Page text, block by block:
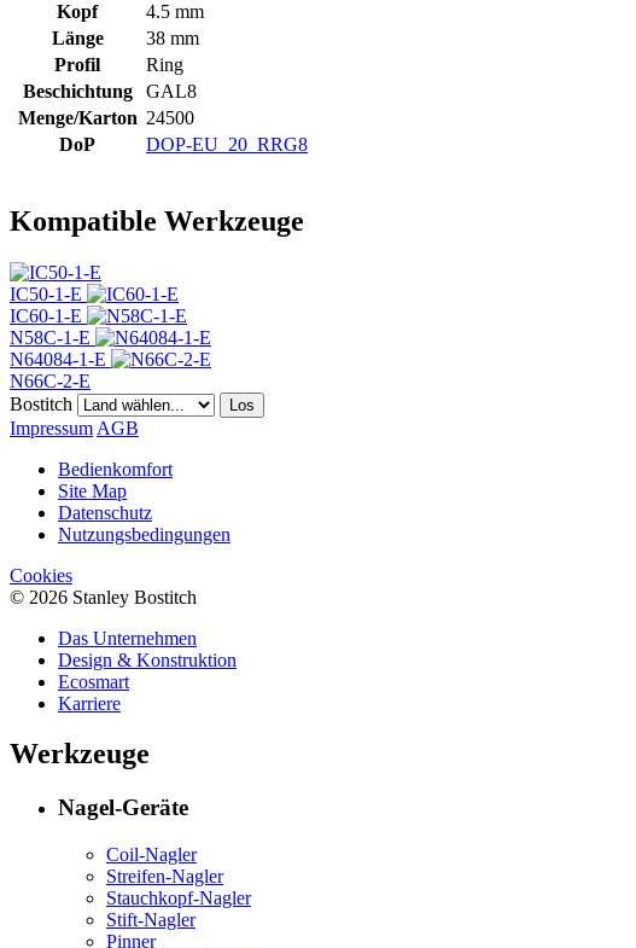
Kopf
4.5 mm
Länge
38 mm
Profil
Ring
Beschichtung
GAL8
Menge/Karton 24500
DoP
DOP-EU_20_RRG8
Kompatible Werkzeuge
IC50-1-E
IC60-1-E
N58C-1-E
N64084-1-E
N66C-2-E
Bostitch
Los
Impressum AGB
Bedienkomfort
Site Map
Datenschutz
Nutzungsbedingungen
Cookies
© 2026 Stanley Bostitch
Das Unternehmen
Design & Konstruktion
Ecosmart
Karriere
Werkzeuge
Nagel-Geräte
Coil-Nagler
Streifen-Nagler
Stauchkopf-Nagler
Stift-Nagler
Pinner